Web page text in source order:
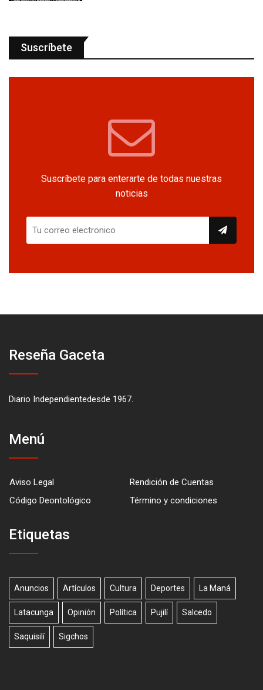
Suscríbete
Suscríbete para enterarte de todas nuestras
noticias
Reseña Gaceta
Diario Independientedesde 1967.
Menú
Aviso Legal
Rendición de Cuentas
Código Deontológico
Término y condiciones
Etiquetas
Anuncios Artículos Cultura Deportes La Maná
Latacunga Opinión Política Pujilí Salcedo
Saquisilí Sigchos